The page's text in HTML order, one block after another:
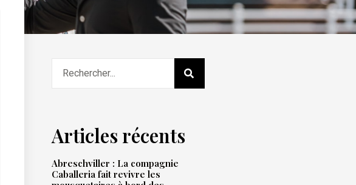
Articles récents
Abreschviller : La compagnie
Caballeria fait revivre les